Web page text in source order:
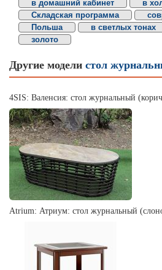
в домашний кабинет
в
Складская программа
Польша
в светлых тонах
золото
Другие модели стол
4SIS: Валенсия: стол журнальный
Atrium: Атриум: стол журнальный